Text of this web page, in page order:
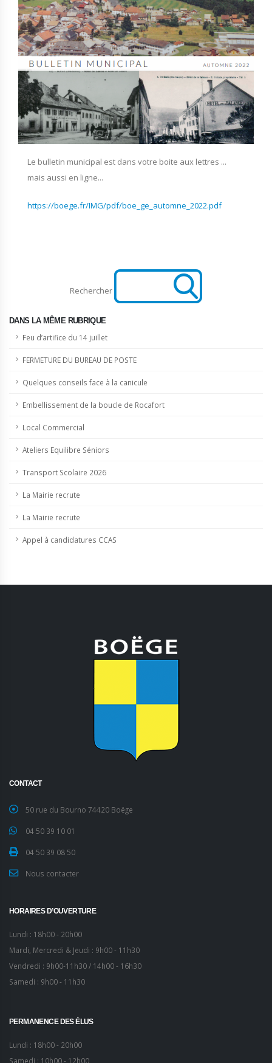
Le bulletin municipal est dans votre boite aux lettres ...
mais aussi en ligne...
https://boege.fr/IMG/pdf/boe_ge_automne_2022.pdf
Rechercher
DANS LA MÊME RUBRIQUE
Feu d’artifice du 14 juillet
FERMETURE DU BUREAU DE POSTE
Quelques conseils face à la canicule
Embellissement de la boucle de Rocafort
Local Commercial
Ateliers Equilibre Séniors
Transport Scolaire 2026
La Mairie recrute
La Mairie recrute
Appel à candidatures CCAS
CONTACT
50 rue du Bourno 74420 Boëge
04 50 39 10 01
04 50 39 08 50
Nous contacter
HORAIRES D’OUVERTURE
Lundi : 18h00 - 20h00
Mardi, Mercredi & Jeudi : 9h00 - 11h30
Vendredi : 9h00-11h30 / 14h00 - 16h30
Samedi : 9h00 - 11h30
PERMANENCE DES ÉLUS
Lundi : 18h00 - 20h00
Samedi : 10h00 - 12h00